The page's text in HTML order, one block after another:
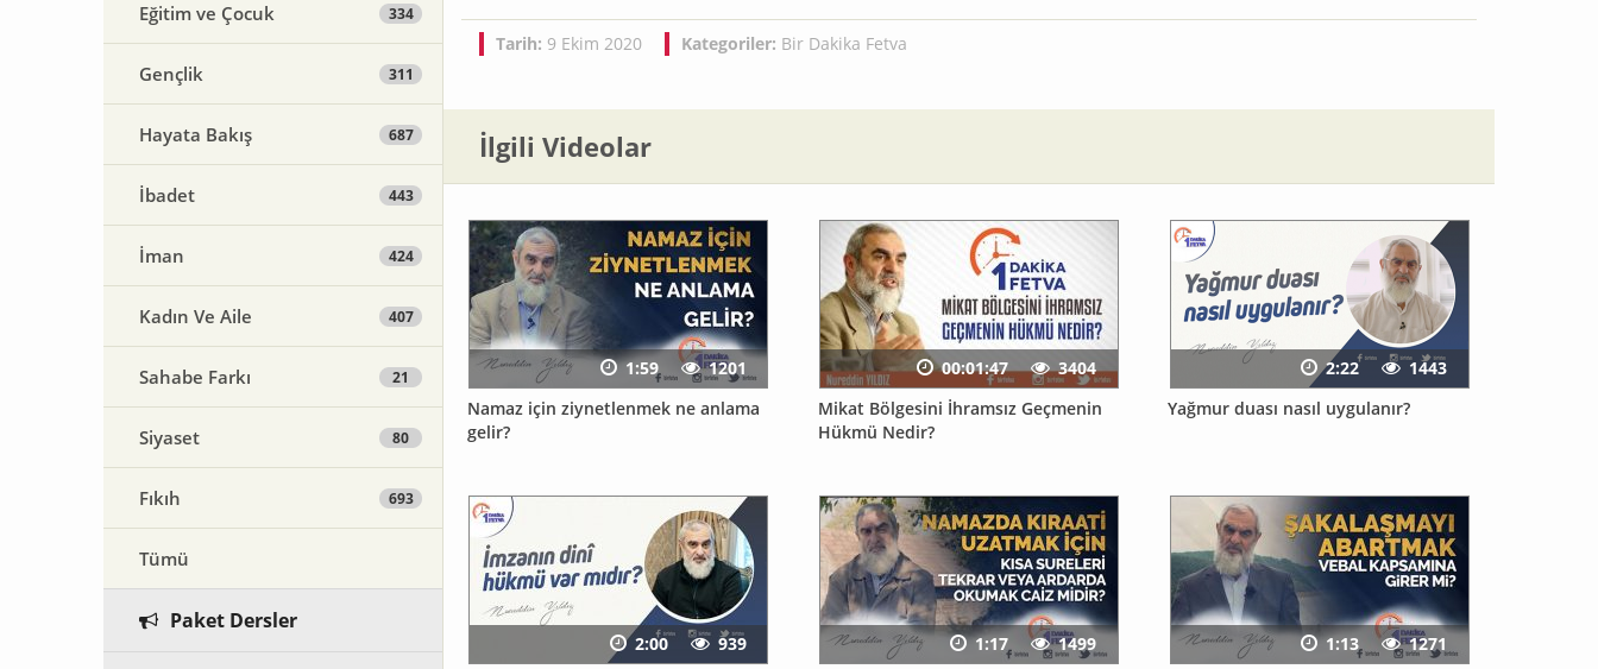
Eğitim ve Çocuk 334
Gençlik 311
Hayata Bakış 687
İbadet 443
İman 424
Kadın Ve Aile 407
Sahabe Farkı 21
Siyaset 80
Fıkıh 693
Tümü
Paket Dersler
Tarih: 9 Ekim 2020 Kategoriler: Bir Dakika Fetva
İlgili Videolar
Namaz için ziynetlenmek ne anlama
gelir?
1:59
1201
Mikat Bölgesini İhramsız Geçmenin
Hükmü Nedir?
00:01:47
3404
Yağmur duası nasıl uygulanır?
2:22 1443
2:00 939 1:17 1499 1:13 1271